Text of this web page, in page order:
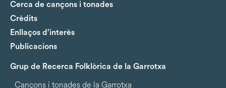
Cerca de cançons i tonades
Crèdits
Enllaços d’interès
Publicacions
Grup de Recerca Folklòrica de la Garrotxa
Cançons i tonades de la Garrotxa